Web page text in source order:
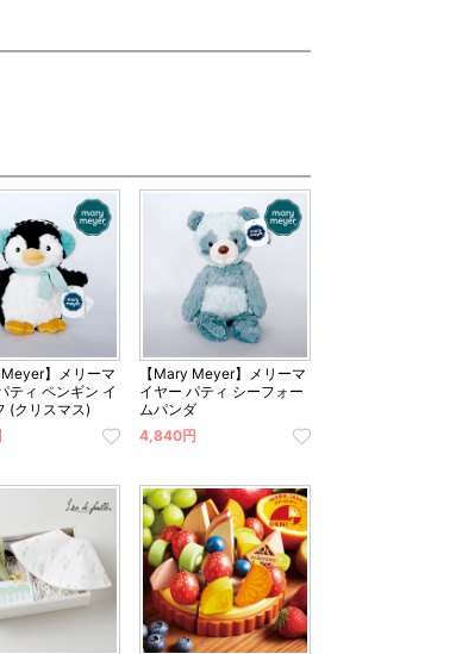
Meyer】メリーマ
ティ ペンギン イ
(クリスマス)
【Mary Meyer】メリーマ
イヤー パティ シーフォー
ムパンダ
4,840円